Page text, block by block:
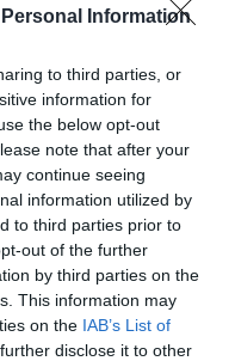
Information
to third parties, or
information for
the below opt-out
note that after your
continue seeing
information utilized by
to third parties prior to
out of the further
by third parties on the
This information may
on the IAB’s List of
disclose it to other